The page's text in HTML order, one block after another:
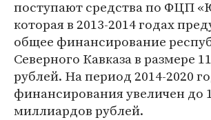
поступают средства по ФЦП
которая в 2013-2014 годах
общее финансирование
Северного Кавказа в размере
рублей. На период 2014-2020
финансирования увеличен до
миллиардов рублей.